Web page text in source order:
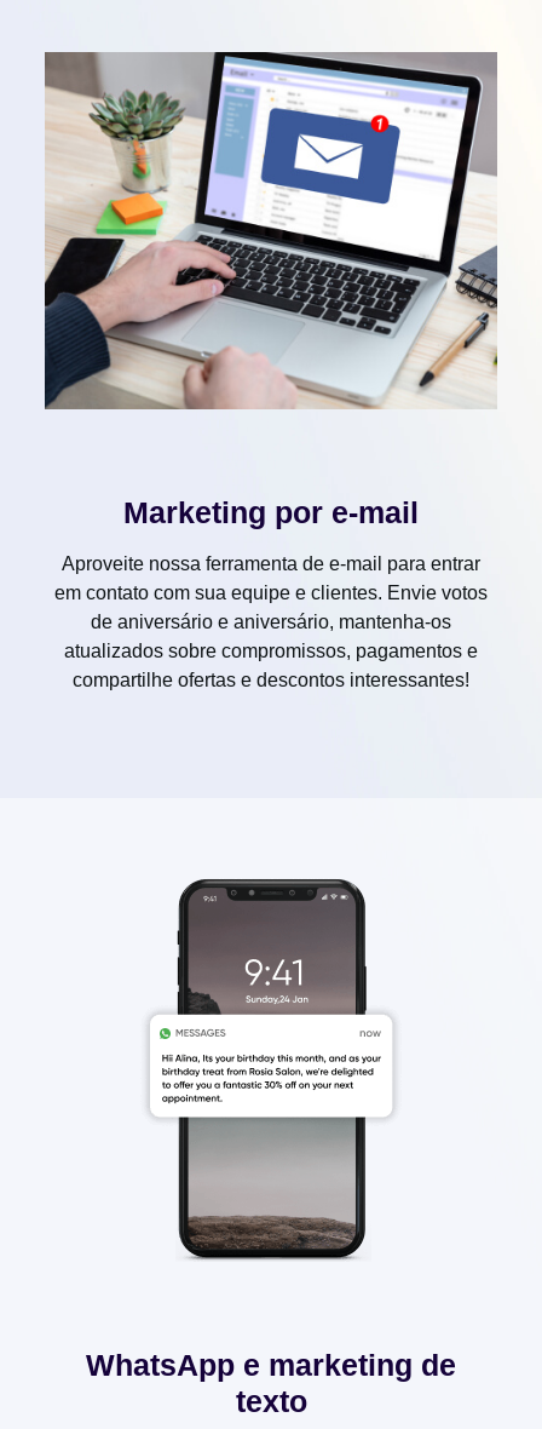
Marketing por e-mail
Aproveite nossa ferramenta de e-mail para entrar
em contato com sua equipe e clientes. Envie votos
de aniversário e aniversário, mantenha-os
atualizados sobre compromissos, pagamentos e
compartilhe ofertas e descontos interessantes!
WhatsApp e marketing de
texto